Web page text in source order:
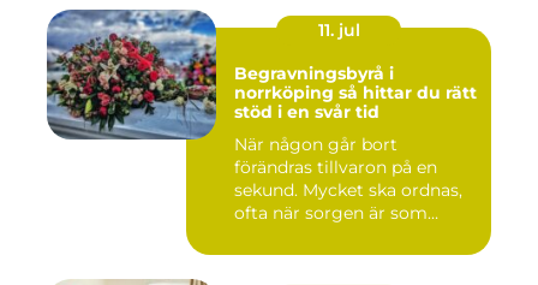
11. jul
Begravningsbyrå i
norrköping så hittar du rätt
stöd i en svår tid
När någon går bort
förändras tillvaron på en
sekund. Mycket ska ordnas,
ofta när sorgen är som